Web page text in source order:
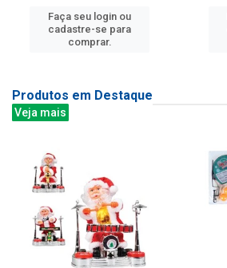
Faça seu login ou
cadastre-se para
comprar.
Produtos em Destaque
Veja mais